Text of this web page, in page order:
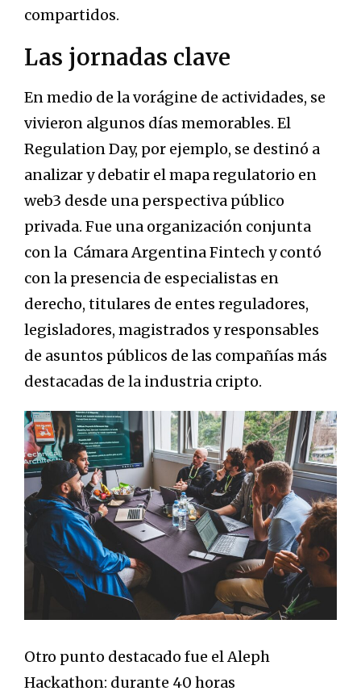
compartidos.
Las jornadas clave
En medio de la vorágine de actividades, se
vivieron algunos días memorables. El
Regulation Day, por ejemplo, se destinó a
analizar y debatir el mapa regulatorio en
web3 desde una perspectiva público
privada. Fue una organización conjunta
con la Cámara Argentina Fintech y contó
con la presencia de especialistas en
derecho, titulares de entes reguladores,
legisladores, magistrados y responsables
de asuntos públicos de las compañías más
destacadas de la industria cripto.
Otro punto destacado fue el Aleph
Hackathon: durante 40 horas